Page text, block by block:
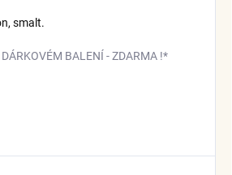
smalt.
BALENÍ - ZDARMA !*